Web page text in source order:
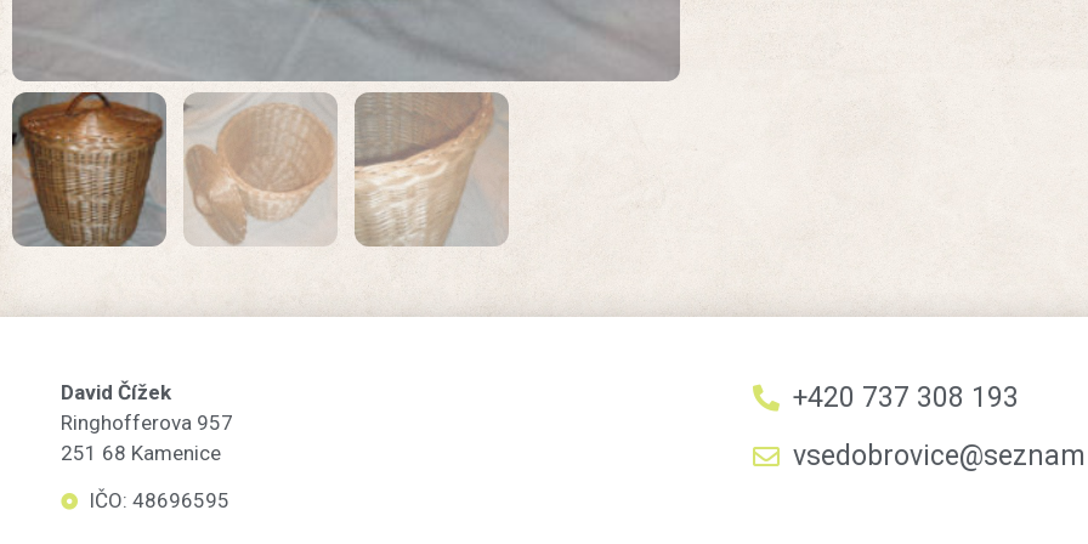
David Čížek
Ringhofferova 957
251 68 Kamenice
IČO: 48696595
+420 737 308 193